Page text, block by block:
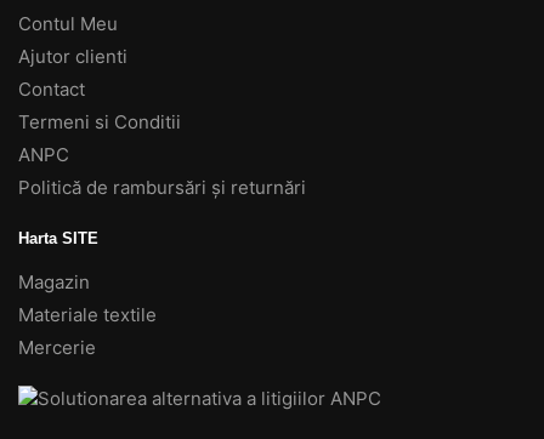
Contul Meu
Ajutor clienti
Contact
Termeni si Conditii
ANPC
Politică de rambursări și returnări
Harta SITE
Magazin
Materiale textile
Mercerie